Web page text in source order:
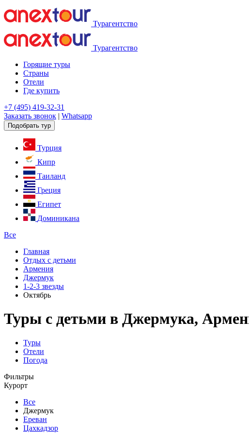
Турагентство
Турагентство
Горящие туры
Страны
Отели
Где купить
+7 (495) 419-32-31
Заказать звонок | Whatsapp
Подобрать тур
Турция
Кипр
Таиланд
Греция
Египет
Доминикана
Все
Главная
Отдых с детьми
Армения
Джермук
1-2-3 звезды
Октябрь
Туры с детьми в Джермука,
Туры
Отели
Погода
Фильтры
Курорт
Все
Джермук
Ереван
Цахкадзор